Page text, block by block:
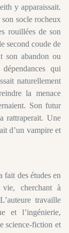
y apparaissait.
socle rocheux
rouillées de son
second coude de
son abandon ou
qui
naturellement
la menace
Son futur
rattraperait. Une
d’un vampire et
fait des études en
cherchant à
travaille
et l’ingénierie,
science-fiction et